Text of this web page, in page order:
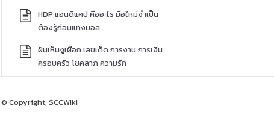
HDP แฮนดิแคป คืออะไร มือใหม่จำเป็น
ต้องรู้ก่อนแทงบอล
ฝันเห็นงูเผือก เลขเด็ด การงาน การเงิน
ครอบครัว โชคลาภ ความรัก
© Copyright, SCCWiki